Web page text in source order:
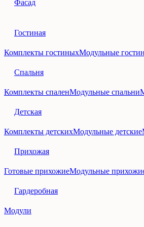
Фасад
Гостиная
Комплекты гостиныхМодульные
Спальня
Комплекты спаленМодульные спальни
Детская
Комплекты детскихМодульные детские
Прихожая
Готовые прихожиеМодульные
Гардеробная
Модули